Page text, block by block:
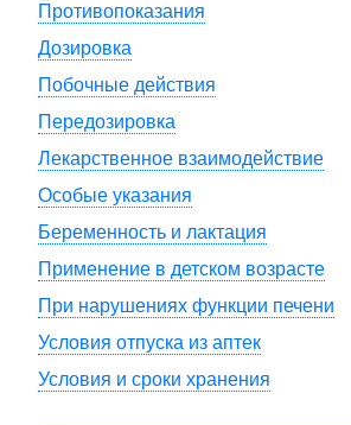
Противопоказания
Дозировка
Побочные действия
Передозировка
Лекарственное взаимодействие
Особые указания
Беременность и лактация
Применение в детском возрасте
При нарушениях функции печени
Условия отпуска из аптек
Условия и сроки хранения